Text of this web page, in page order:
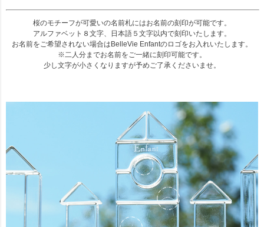
桜のモチーフが可愛いの名前札にはお名前の刻印が可能です。
アルファベット８文字、日本語５文字以内で刻印いたします。
お名前をご希望されない場合はBelleVie Enfantのロゴをお入れいたします。
※二人分までお名前をご一緒に刻印可能です。
少し文字が小さくなりますが予めご了承くださいませ。